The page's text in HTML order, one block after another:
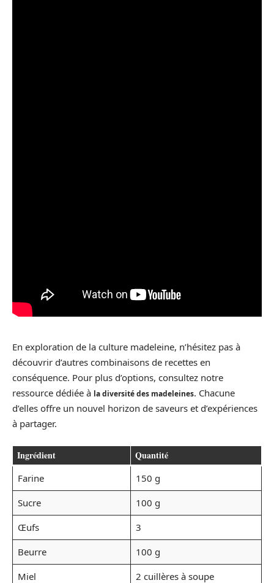
En exploration de la culture madeleine, n’hésitez pas à
découvrir d’autres combinaisons de recettes en
conséquence. Pour plus d’options, consultez notre
ressource dédiée à la diversité des madeleines. Chacune
d’elles offre un nouvel horizon de saveurs et d’expériences
à partager.
Ingrédient Quantité
Farine
150 g
Sucre
100 g
Œufs
3
Beurre
100 g
Miel
2 cuillères à soupe